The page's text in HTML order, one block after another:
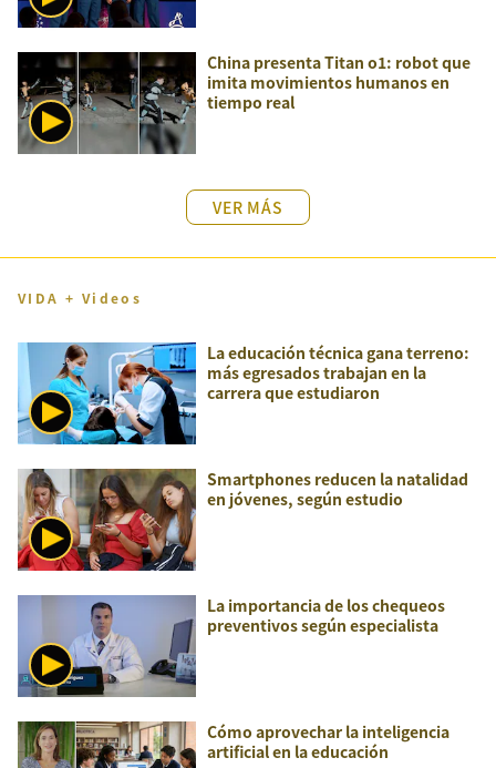
China presenta Titan o1: robot que
imita movimientos humanos en
tiempo real
VER MÁS
VIDA + Videos
La educación técnica gana terreno:
más egresados trabajan en la
carrera que estudiaron
Smartphones reducen la natalidad
en jóvenes, según estudio
La importancia de los chequeos
preventivos según especialista
Cómo aprovechar la inteligencia
artificial en la educación